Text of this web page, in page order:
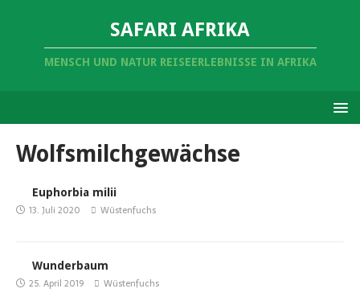
SAFARI AFRIKA
MENSCH UND NATUR REISEERLEBNISSE IN AFRIKA
Wolfsmilchgewächse
Euphorbia milii
13. Juli 2020 Wüstenfuchs
Wunderbaum
25. April 2019 Wüstenfuchs